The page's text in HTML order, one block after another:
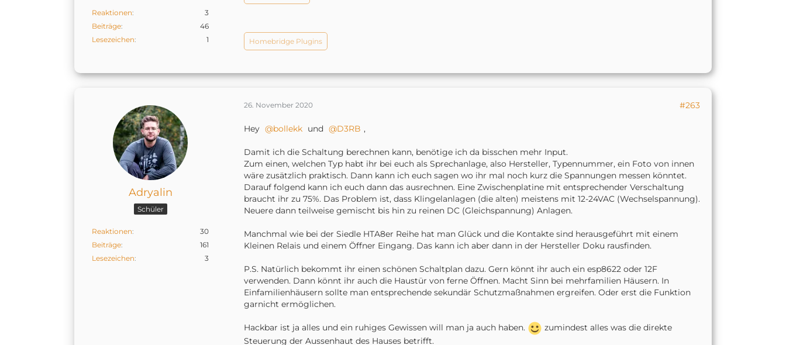
Reaktionen
3
Beiträge
46
Lesezeichen
1 Homebridge Plugins
Adryalin
Schüler
Reaktionen
30
Beiträge
161
Lesezeichen
3
26. November 2020 #263
Hey bollekk und D3RB ,
Damit ich die Schaltung berechnen kann, benötige ich da bisschen mehr Input.
Zum einen, welchen Typ habt ihr bei euch als Sprechanlage, also Hersteller, Typennummer, ein Foto von innen
wäre zusätzlich praktisch. Dann kann ich euch sagen wo ihr mal noch kurz die Spannungen messen könntet.
Darauf folgend kann ich euch dann das ausrechnen. Eine Zwischenplatine mit entsprechender Verschaltung
braucht ihr zu 75%. Das Problem ist, dass Klingelanlagen (die alten) meistens mit 12-24VAC (Wechselspannung).
Neuere dann teilweise gemischt bis hin zu reinen DC (Gleichspannung) Anlagen.
Manchmal wie bei der Siedle HTA8er Reihe hat man Glück und die Kontakte sind herausgeführt mit einem
Kleinen Relais und einem Öffner Eingang. Das kann ich aber dann in der Hersteller Doku rausfinden.
P.S. Natürlich bekommt ihr einen schönen Schaltplan dazu. Gern könnt ihr auch ein esp8622 oder 12F
verwenden. Dann könnt ihr auch die Haustür von ferne Öffnen. Macht Sinn bei mehrfamilien Häusern. In
Einfamilienhäusern sollte man entsprechende sekundär Schutzmaßnahmen ergreifen. Oder erst die Funktion
garnicht ermöglichen.
Hackbar ist ja alles und ein ruhiges Gewissen will man ja auch haben.
zumindest alles was die direkte
Steuerung der Aussenhaut des Hauses betrifft.